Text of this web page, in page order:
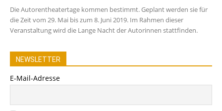
Die Autorentheatertage kommen bestimmt. Geplant werden sie für
die Zeit vom 29. Mai bis zum 8. Juni 2019. Im Rahmen dieser
Veranstaltung wird die Lange Nacht der Autorinnen stattfinden.
NEWSLETTER
E-Mail-Adresse